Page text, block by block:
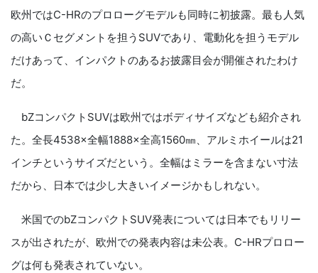
欧州ではC-HRのプロローグモデルも同時に初披露。最も人気
の高いＣセグメントを担うSUVであり、電動化を担うモデル
だけあって、インパクトのあるお披露目会が開催されたわけ
だ。
bZコンパクトSUVは欧州ではボディサイズなども紹介され
た。全長4538×全幅1888×全高1560㎜、アルミホイールは21
インチというサイズだという。全幅はミラーを含まない寸法
だから、日本では少し大きいイメージかもしれない。
米国でのbZコンパクトSUV発表については日本でもリリー
スが出されたが、欧州での発表内容は未公表。C-HRプロロー
グは何も発表されていない。